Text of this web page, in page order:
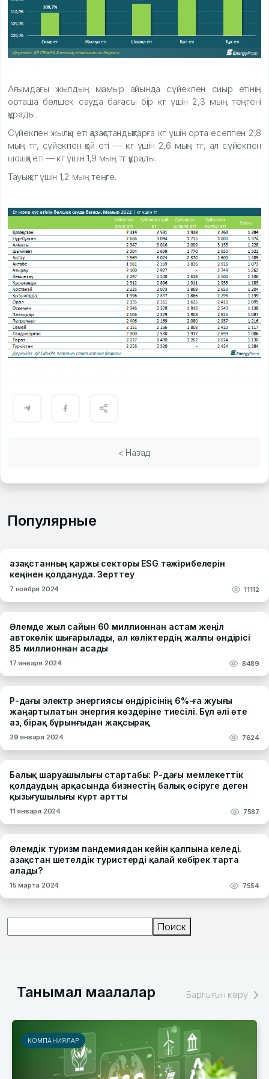
Ағымдағы жылдың мамыр айында сүйекпен сиыр етінің
орташа бөлшек сауда бағасы бір кг үшін 2,3 мың теңгені
құрады.
Сүйекпен жылқы еті қазақстандықтарға кг үшін орта есеппен 2,8
мың тг, сүйекпен қой еті — кг үшін 2,6 мың тг, ал сүйекпен
шошқа еті — кг үшін 1,9 мың тг құрады.
Тауық кг үшін 1,2 мың теңге.
< Назад
Популярные
Қазақстанның қаржы секторы ESG тәжірибелерін
кеңінен қолдануда. Зерттеу
7 ноября 2024 11112
Әлемде жыл сайын 60 миллионнан астам жеңіл
автокөлік шығарылады, ал көліктердің жалпы өндірісі
85 миллионнан асады
17 января 2024 8489
ҚР-дағы электр энергиясы өндірісінің 6%-ға жуығы
жаңартылатын энергия көздеріне тиесілі. Бұл әлі өте
аз, бірақ бұрынғыдан жақсырақ
29 января 2024 7624
Балық шаруашылығы стартабы: ҚР-дағы мемлекеттік
қолдаудың арқасында бизнестің балық өсіруге деген
қызығушылығы күрт артты
11 января 2024 7587
Әлемдік туризм пандемиядан кейін қалпына келеді.
Қазақстан шетелдік туристерді қалай көбірек тарта
алады?
15 марта 2024 7554
Поиск
Танымал мақалалар Барлығын көру
МАҚАЛАЛАР